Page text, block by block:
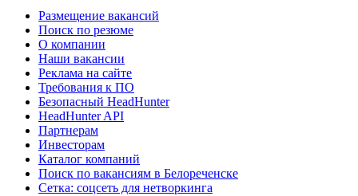
Размещение вакансий
Поиск по резюме
О компании
Наши вакансии
Реклама на сайте
Требования к ПО
Безопасный HeadHunter
HeadHunter API
Партнерам
Инвесторам
Каталог компаний
Поиск по вакансиям в Белореченске
Сетка: соцсеть для нетворкинга